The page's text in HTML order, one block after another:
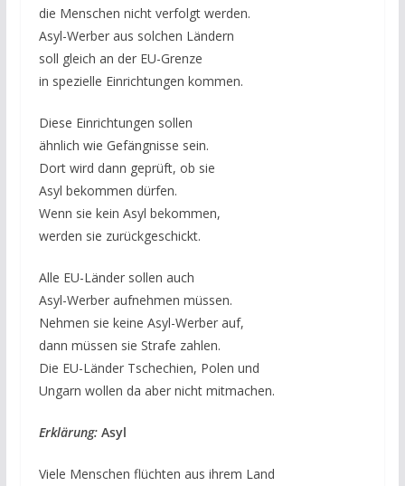
die Menschen nicht verfolgt werden.
Asyl-Werber aus solchen Ländern
soll gleich an der EU-Grenze
in spezielle Einrichtungen kommen.
Diese Einrichtungen sollen
ähnlich wie Gefängnisse sein.
Dort wird dann geprüft, ob sie
Asyl bekommen dürfen.
Wenn sie kein Asyl bekommen,
werden sie zurückgeschickt.
Alle EU-Länder sollen auch
Asyl-Werber aufnehmen müssen.
Nehmen sie keine Asyl-Werber auf,
dann müssen sie Strafe zahlen.
Die EU-Länder Tschechien, Polen und
Ungarn wollen da aber nicht mitmachen.
Erklärung:Asyl
Viele Menschen flüchten aus ihrem Land